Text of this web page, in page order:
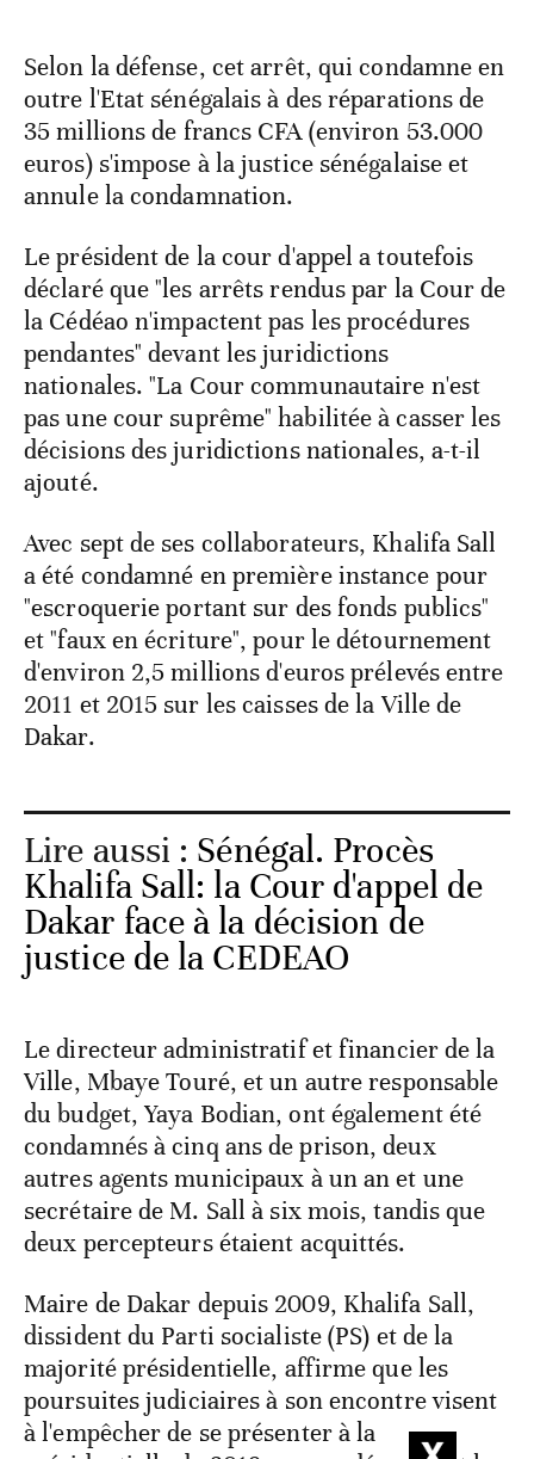
Selon la défense, cet arrêt, qui condamne en
outre l'Etat sénégalais à des réparations de
35 millions de francs CFA (environ 53.000
euros) s'impose à la justice sénégalaise et
annule la condamnation.
Le président de la cour d'appel a toutefois
déclaré que "les arrêts rendus par la Cour de
la Cédéao n'impactent pas les procédures
pendantes" devant les juridictions
nationales. "La Cour communautaire n'est
pas une cour suprême" habilitée à casser les
décisions des juridictions nationales, a-t-il
ajouté.
Avec sept de ses collaborateurs, Khalifa Sall
a été condamné en première instance pour
"escroquerie portant sur des fonds publics"
et "faux en écriture", pour le détournement
d'environ 2,5 millions d'euros prélevés entre
2011 et 2015 sur les caisses de la Ville de
Dakar.
Lire aussi : Sénégal. Procès
Khalifa Sall: la Cour d'appel de
Dakar face à la décision de
justice de la CEDEAO
Le directeur administratif et financier de la
Ville, Mbaye Touré, et un autre responsable
du budget, Yaya Bodian, ont également été
condamnés à cinq ans de prison, deux
autres agents municipaux à un an et une
secrétaire de M. Sall à six mois, tandis que
deux percepteurs étaient acquittés.
Maire de Dakar depuis 2009, Khalifa Sall,
dissident du Parti socialiste (PS) et de la
majorité présidentielle, affirme que les
poursuites judiciaires à son encontre visent
à l'empêcher de se présenter à la